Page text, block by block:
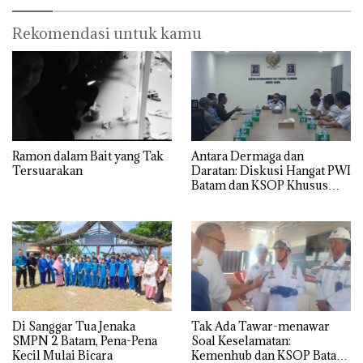
Rekomendasi untuk kamu
Ramon dalam Bait yang Tak
Tersuarakan
Antara Dermaga dan
Daratan: Diskusi Hangat PWI
Batam dan KSOP Khusus
Di Sanggar Tua Jenaka
SMPN 2 Batam, Pena-Pena
Kecil Mulai Bicara
Tak Ada Tawar-menawar
Soal Keselamatan:
Kemenhub dan KSOP Batam